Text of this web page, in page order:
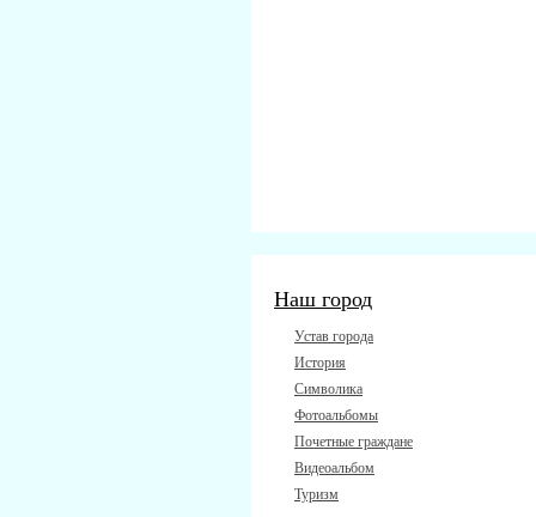
Наш город
Устав города
История
Символика
Фотоальбомы
Почетные граждане
Видеоальбом
Туризм